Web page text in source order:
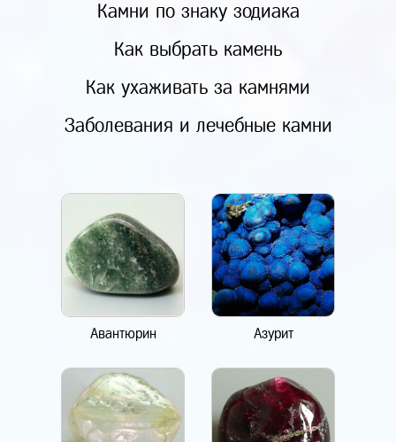
Камни по знаку зодиака
Как выбрать камень
Как ухаживать за камнями
Заболевания и лечебные камни
Авантюрин Азурит